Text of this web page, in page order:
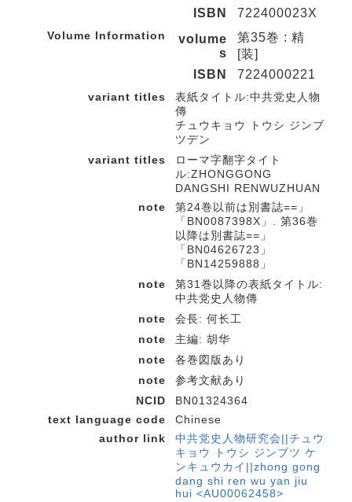
ISBN
722400023X
Volume Information
volume
s
第35巻 : 精
[装]
ISBN
7224000221
variant titles
表紙タイトル:中共党史人物
傳
チュウキョウ トウシ ジンブ
ツデン
variant titles
ローマ字翻字タイト
ル:ZHONGGONG
DANGSHI RENWUZHUAN
note
第24巻以前は別書誌==」
「BN0087398X」. 第36巻
以降は別書誌==」
「BN04626723」
「BN14259888」
note
第31巻以降の表紙タイトル:
中共党史人物傳
note
会長: 何长工
note
主編: 胡华
note
各巻図版あり
note
参考文献あり
NCID
BN01324364
text language code
Chinese
author link
中共党史人物研究会||チュウ
キョウ トウシ ジンブツ ケ
ンキュウカイ||zhong gong
dang shi ren wu yan jiu
hui <AU00062458>